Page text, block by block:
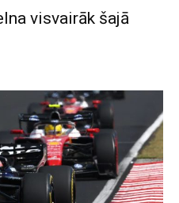
visvairāk šajā